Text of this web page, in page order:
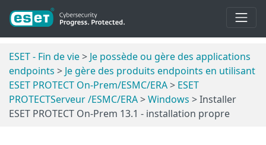
ESET - Fin de vie> Je possède ou gère des applications
endpoints > Je gère des produits endpoints en utilisant
ESET PROTECT On-Prem/ESMC/ERA> ESET
PROTECTServeur /ESMC/ERA>Windows > Installer
ESET PROTECT On-Prem 13.1 - installation propre